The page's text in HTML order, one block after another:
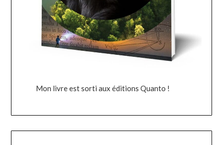
Mon livre est sorti aux éditions Quanto !